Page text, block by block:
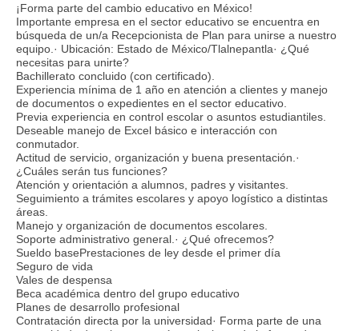
¡Forma parte del cambio educativo en México!
Importante empresa en el sector educativo se encuentra en
búsqueda de un/a Recepcionista de Plan para unirse a nuestro
equipo.· Ubicación: Estado de México/Tlalnepantla· ¿Qué
necesitas para unirte?
Bachillerato concluido (con certificado).
Experiencia mínima de 1 año en atención a clientes y manejo
de documentos o expedientes en el sector educativo.
Previa experiencia en control escolar o asuntos estudiantiles.
Deseable manejo de Excel básico e interacción con
conmutador.
Actitud de servicio, organización y buena presentación.·
¿Cuáles serán tus funciones?
Atención y orientación a alumnos, padres y visitantes.
Seguimiento a trámites escolares y apoyo logístico a distintas
áreas.
Manejo y organización de documentos escolares.
Soporte administrativo general.· ¿Qué ofrecemos?
Sueldo basePrestaciones de ley desde el primer día
Seguro de vida
Vales de despensa
Beca académica dentro del grupo educativo
Planes de desarrollo profesional
Contratación directa por la universidad· Forma parte de una